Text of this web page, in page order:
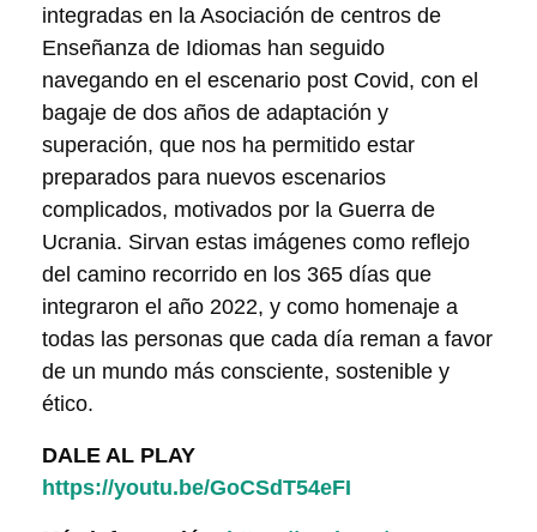
integradas en la Asociación de centros de
Enseñanza de Idiomas han seguido
navegando en el escenario post Covid, con el
bagaje de dos años de adaptación y
superación, que nos ha permitido estar
preparados para nuevos escenarios
complicados, motivados por la Guerra de
Ucrania. Sirvan estas imágenes como reflejo
del camino recorrido en los 365 días que
integraron el año 2022, y como homenaje a
todas las personas que cada día reman a favor
de un mundo más consciente, sostenible y
ético.
DALE AL PLAY
https://youtu.be/GoCSdT54eFI